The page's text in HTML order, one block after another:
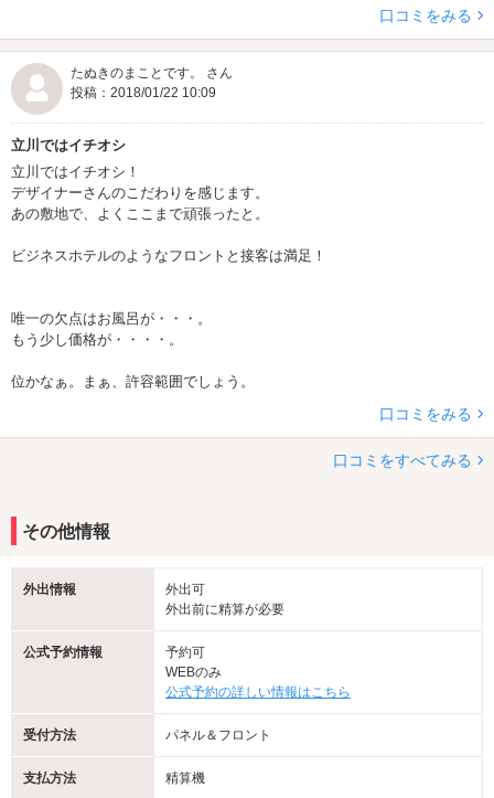
口コミをみる
たぬきのまことです。 さん
投稿：2018/01/22 10:09
立川ではイチオシ
立川ではイチオシ！
デザイナーさんのこだわりを感じます。
あの敷地で、よくここまで頑張ったと。
ビジネスホテルのようなフロントと接客は満足！
唯一の欠点はお風呂が・・・。
もう少し価格が・・・・。
位かなぁ。まぁ、許容範囲でしょう。
口コミをみる
口コミをすべてみる
その他情報
外出情報
外出可
外出前に精算が必要
公式予約情報
予約可
WEBのみ
公式予約の詳しい情報はこちら
受付方法 パネル＆フロント
支払方法 精算機